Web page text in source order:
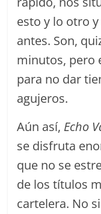
esto y lo otro
antes. Son,
minutos, pero
para no dar
agujeros.
Aún así, Echo
se disfruta
que no se
de los títulos
cartelera. No